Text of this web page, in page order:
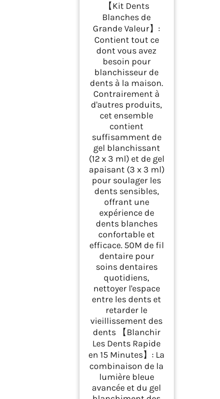
Professionnel avec 12
Gel Blanchiment, 3
Gel Apaisant, Plateau
Dent- Soins
Dentaires à Domicile
en 20 Minutes (Set A)
【Kit Dents
Blanches de
Grande Valeur】:
Contient tout ce
dont vous avez
besoin pour
blanchisseur de
dents à la maison.
Contrairement à
d'autres produits,
cet ensemble
contient
suffisamment de
gel blanchissant
(12 x 3 ml) et de gel
apaisant (3 x 3 ml)
pour soulager les
dents sensibles,
offrant une
expérience de
dents blanches
confortable et
efficace. 50M de fil
dentaire pour
soins dentaires
quotidiens,
nettoyer l'espace
entre les dents et
retarder le
vieillissement des
dents 【Blanchir
Les Dents Rapide
en 15 Minutes】: La
combinaison de la
lumière bleue
avancée et du gel